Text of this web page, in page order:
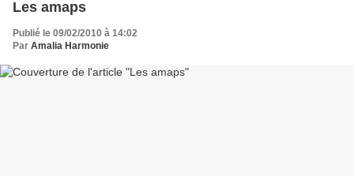
Les amaps
Publié le 09/02/2010 à 14:02
Par Amalia Harmonie